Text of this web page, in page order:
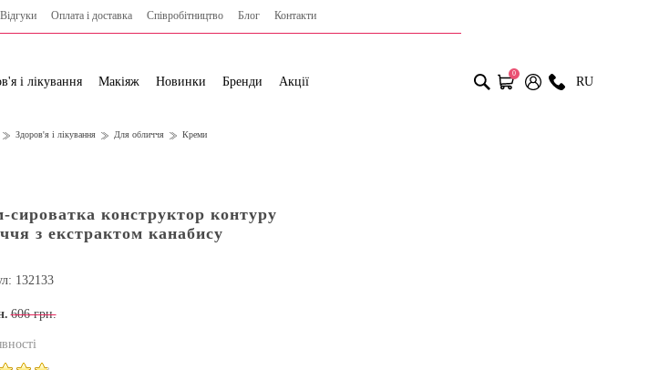
Відгуки Оплата і доставка Cпівробітництво Блог Контакти
і лікування Макіяж Новинки Бренди Акції
0
RU
Здоров'я і лікування Для обличчя Креми
сироватка конструктор контуру
з екстрактом канабису
132133
606 грн.